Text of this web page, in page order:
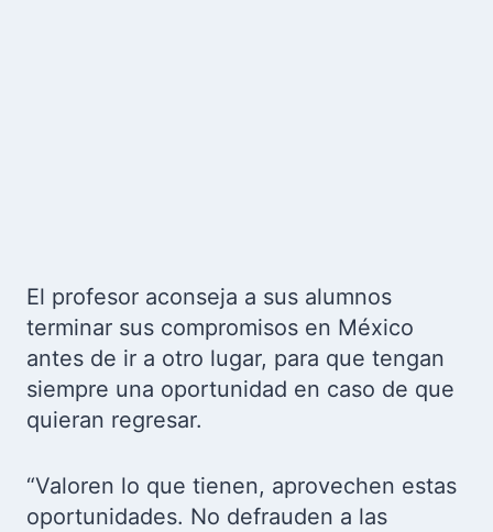
El profesor aconseja a sus alumnos
terminar sus compromisos en México
antes de ir a otro lugar, para que tengan
siempre una oportunidad en caso de que
quieran regresar.
“Valoren lo que tienen, aprovechen estas
oportunidades. No defrauden a las